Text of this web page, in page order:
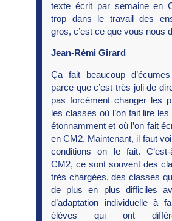
texte écrit par semaine en
trop dans le travail des
gros, c’est ce que vous nous
Jean-Rémi Girard
Ça fait beaucoup
parce que c’est très joli de
pas forcément changer les
les classes où l’on fait lire
étonnamment et où l’on fait
en CM2. Maintenant, il faut
conditions on le fait.
CM2, ce sont souvent des
très chargées, des classes
de plus en plus difficiles
d’adaptation individuelle à
élèves qui ont